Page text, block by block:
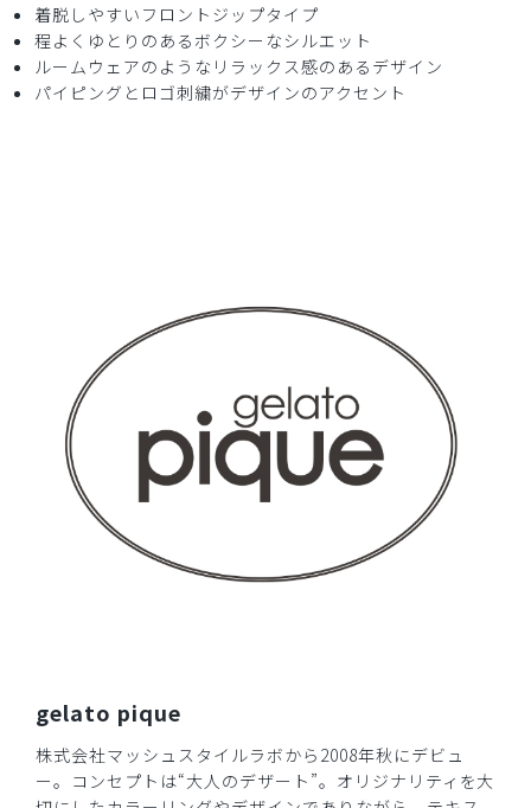
ご購入者様
購入確認済み
ご購入者様
購入確認済み
2025-08-26
50代 身長: 161-165cm
生地の肌触りが良くて着やすいです。大きめボタンがアクセ
ントになってかわいいです。
​1 ​2
着脱しやすいフロントジップタイプ
程よくゆとりのあるボクシーなシルエット
ルームウェアのようなリラックス感のあるデザイン
パイピングとロゴ刺繍がデザインのアクセント
gelato pique
株式会社マッシュスタイルラボから2008年秋にデビュ
ー。コンセプトは“大人のデザート”。オリジナリティを大